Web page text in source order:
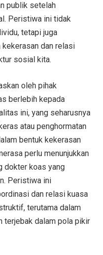
publik setelah
Peristiwa ini tidak
tetapi juga
dan relasi
sosial kita.
oleh pihak
berlebih kepada
ini, yang seharusnya
atau penghormatan
bentuk kekerasan
perlu menunjukkan
dokter koas yang
Peristiwa ini
dan relasi kuasa
terutama dalam
terjebak dalam pola pikir